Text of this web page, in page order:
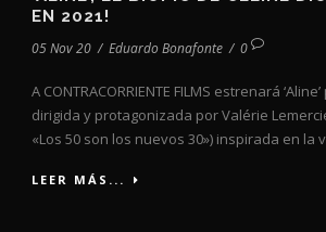
EN 2021!
05 Nov 20 / Eduardo Bonafonte / 0
A CONTRACORRIENTE FILMS estrenará
dirigida y protagonizada por Valérie
«Los 50 son los nuevos 30») inspirada en la
LEER MÁS...